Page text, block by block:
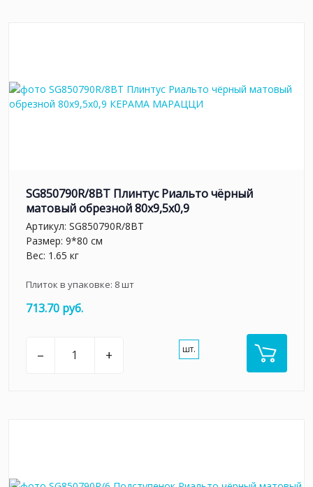
SG850790R/8BT Плинтус Риальто чёрный
матовый обрезной 80x9,5x0,9
Артикул: SG850790R/8BT
Размер: 9*80 см
Вес: 1.65 кг
Плиток в упаковке: 8шт
713.70 руб.
– + шт.